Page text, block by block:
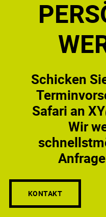
Schicken
Safari an
Wir
KONTAKT